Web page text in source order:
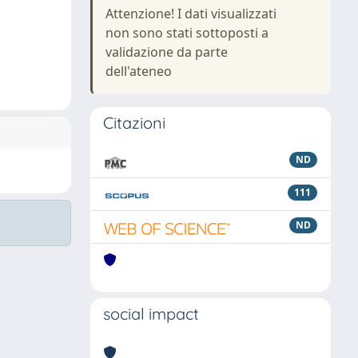
Attenzione! I dati visualizzati
non sono stati sottoposti a
validazione da parte
dell'ateneo
Citazioni
ND
111
ND
social impact